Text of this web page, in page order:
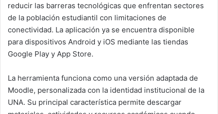
reducir las barreras tecnológicas que enfrentan sectores
de la población estudiantil con limitaciones de
conectividad. La aplicación ya se encuentra disponible
para dispositivos Android y iOS mediante las tiendas
Google Play y App Store.
La herramienta funciona como una versión adaptada de
Moodle, personalizada con la identidad institucional de la
UNA. Su principal característica permite descargar